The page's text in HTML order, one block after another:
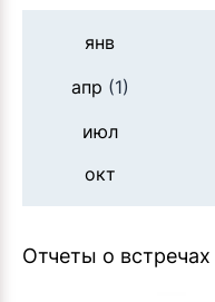
янв
апр (1)
июл
окт
Отчеты о встречах